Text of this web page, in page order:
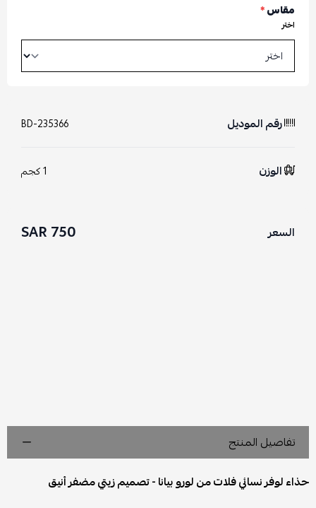
مقاس*
اختر
رقم الموديل BD-235366
الوزن 1 كجم
السعر 750 SAR
تفاصيل المنتج
حذاء لوفر نسائي فلات من لورو بيانا - تصميم زيتي مضفر أنيق